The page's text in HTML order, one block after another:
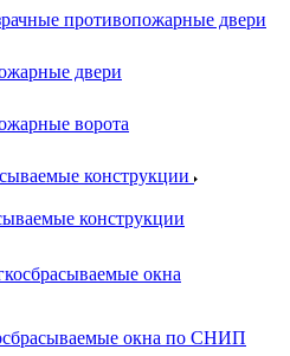
противопожарные двери
двери
ворота
конструкции
конструкции
окна
окна по СНИП